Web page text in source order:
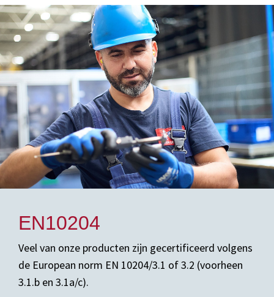
EN10204
Veel van onze producten zijn gecertificeerd volgens
de European norm EN 10204/3.1 of 3.2 (voorheen
3.1.b en 3.1a/c).